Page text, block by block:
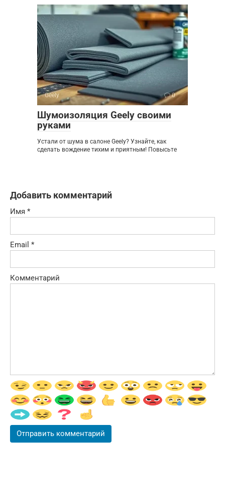
Geely 0
Шумоизоляция Geely своими
руками
Устали от шума в салоне Geely? Узнайте, как
сделать вождение тихим и приятным! Повысьте
Добавить комментарий
Имя *
Email *
Комментарий